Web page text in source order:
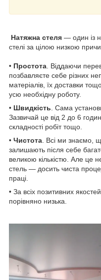
Натяжна стеля — один із
стелі за цілою низкою
• Простота. Віддаючи
позбавляєте себе різних
матеріалів, їх доставки
усю необхідну роботу.
• Швидкість. Сама
Зазвичай це від 2 до 6
складності робіт тощо.
• Чистота. Всі ми знаємо,
залишають після себе
великою кількістю. Але це
стель — досить чиста
праці.
• За всіх позитивних
порівняно низька.